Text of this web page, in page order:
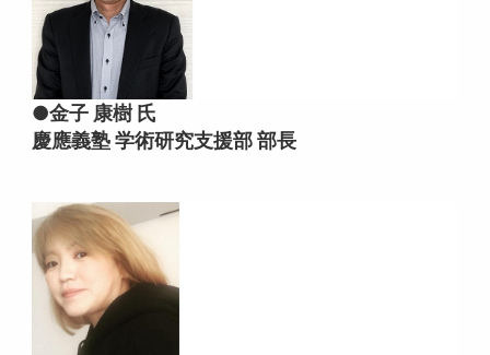
●金子 康樹 氏
慶應義塾 学術研究支援部 部長